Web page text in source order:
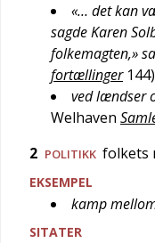
«… det kan
sagde Karen
folkemagten,»
fortællinger 144)
ved lændser
Welhaven
2 POLITIKK folkets
EKSEMPEL
kamp
SITATER